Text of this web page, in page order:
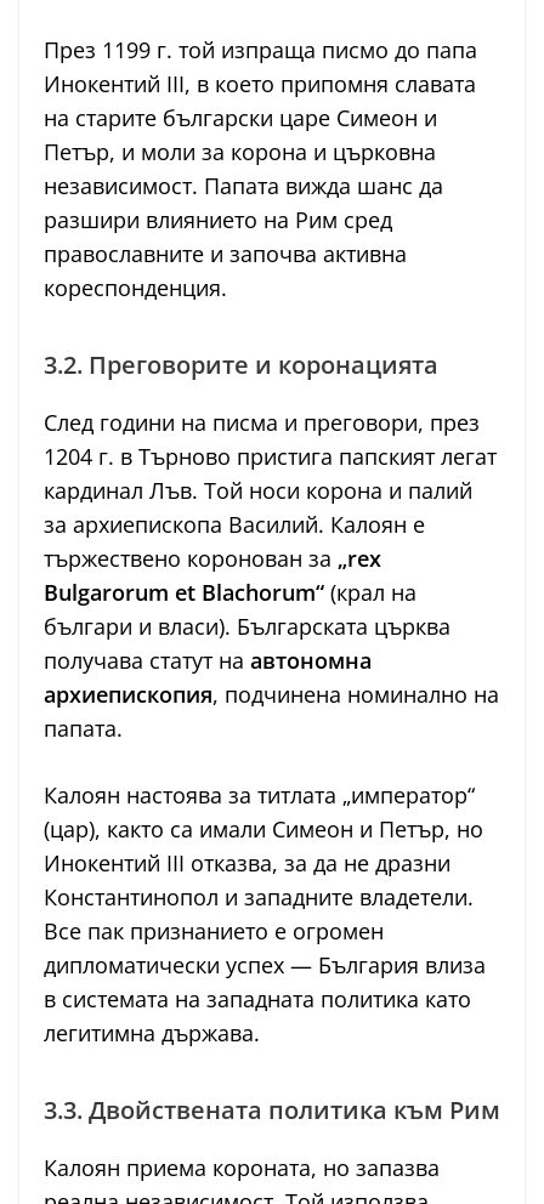
През 1199 г. той изпраща писмо до папа
Инокентий III, в което припомня славата
на старите български царе Симеон и
Петър, и моли за корона и църковна
независимост. Папата вижда шанс да
разшири влиянието на Рим сред
православните и започва активна
кореспонденция.
3.2. Преговорите и коронацията
След години на писма и преговори, през
1204 г. в Търново пристига папският легат
кардинал Лъв. Той носи корона и палий
за архиепископа Василий. Калоян е
тържествено коронован за „rex
Bulgarorum et Blachorum“ (крал на
българи и власи). Българската църква
получава статут на автономна
архиепископия, подчинена номинално на
папата.
Калоян настоява за титлата „император“
(цар), както са имали Симеон и Петър, но
Инокентий III отказва, за да не дразни
Константинопол и западните владетели.
Все пак признанието е огромен
дипломатически успех — България влиза
в системата на западната политика като
легитимна държава.
3.3. Двойствената политика към Рим
Калоян приема короната, но запазва